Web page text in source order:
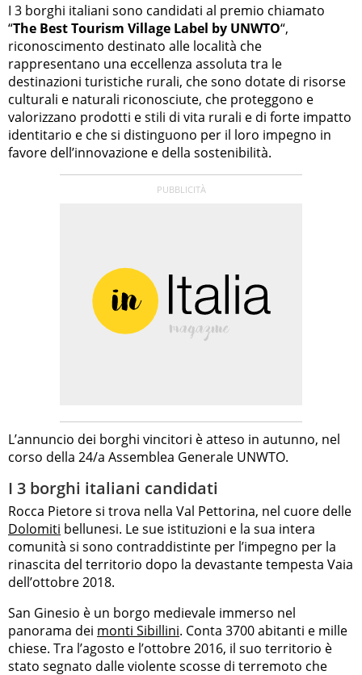
I 3 borghi italiani sono candidati al premio chiamato
“The Best Tourism Village Label by UNWTO“,
riconoscimento destinato alle località che
rappresentano una eccellenza assoluta tra le
destinazioni turistiche rurali, che sono dotate di risorse
culturali e naturali riconosciute, che proteggono e
valorizzano prodotti e stili di vita rurali e di forte impatto
identitario e che si distinguono per il loro impegno in
favore dell’innovazione e della sostenibilità.
L’annuncio dei borghi vincitori è atteso in autunno, nel
corso della 24/a Assemblea Generale UNWTO.
I 3 borghi italiani candidati
Rocca Pietore si trova nella Val Pettorina, nel cuore delle
Dolomiti bellunesi. Le sue istituzioni e la sua intera
comunità si sono contraddistinte per l’impegno per la
rinascita del territorio dopo la devastante tempesta Vaia
dell’ottobre 2018.
San Ginesio è un borgo medievale immerso nel
panorama dei monti Sibillini. Conta 3700 abitanti e mille
chiese. Tra l’agosto e l’ottobre 2016, il suo territorio è
stato segnato dalle violente scosse di terremoto che